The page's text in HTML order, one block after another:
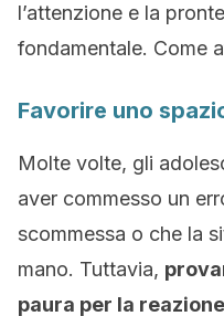
l’attenzione e la
fondamentale. Come
Favorire uno
Molte volte, gli
aver commesso un
scommessa o che la
mano. Tuttavia,
paura per la